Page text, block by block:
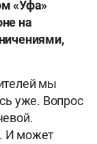
«Уфа»
на
мы
уже. Вопрос
И может